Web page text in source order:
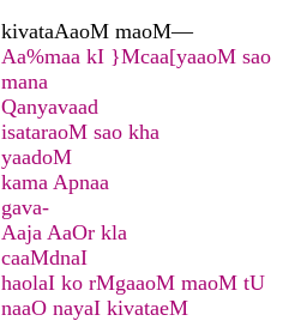
kivataAaoM maoM—
Aa%maa kI }Mcaa[yaaoM sao
mana
Qanyavaad
isataraoM sao kha
yaadoM
kama Apnaa
gava-
Aaja AaOr kla
caaMdnaI
haolaI ko rMgaaoM maoM tU
naaO nayaI kivataeM